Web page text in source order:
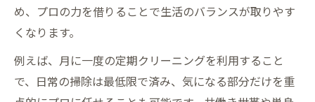
め、プロの力を借りることで生活のバランスが取りやす
くなります。
例えば、月に一度の定期クリーニングを利用すること
で、日常の掃除は最低限で済み、気になる部分だけを重